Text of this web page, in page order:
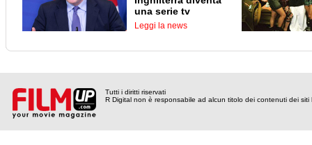
una serie tv
Leggi la news
Tutti i diritti riservati
R Digital non è responsabile ad alcun titolo dei contenuti dei siti